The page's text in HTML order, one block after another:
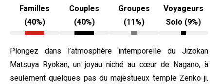
Familles
(40%)
Couples
(40%)
Groupes
(11%)
Voyageurs
Solo (9%)
Plongez dans l’atmosphère intemporelle du Jizokan
Matsuya Ryokan, un joyau niché au cœur de Nagano, à
seulement quelques pas du majestueux temple Zenko-ji.